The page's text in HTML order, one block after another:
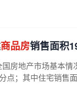
商品房销售面积
房地产市场基本
点；其中住宅销售